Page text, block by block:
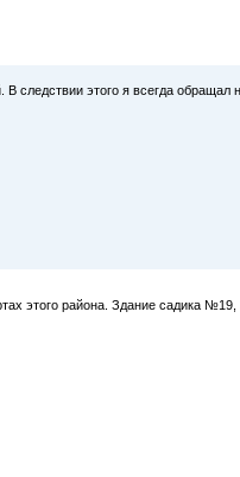
следствии этого я всегда
этого района. Здание садика